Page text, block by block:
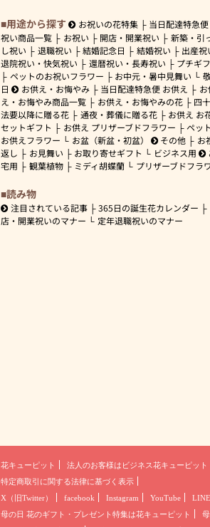
用途から探す お祝いの花特集 当日配達特急便
祝い商品一覧
お祝い 開店・開業祝い
新築・引
し祝い
退職祝い 結婚記念日 結婚祝い
出産祝
退院祝い・快気祝い
還暦祝い・長寿祝い
プチギ
ペットのお祝いフラワー
お中元・暑中見舞い
日
お供え・お悔やみ 当日配達特急便 お供え
え・お悔やみ商品一覧
お供え・お悔やみの花
四
法要以降に贈る花
通夜・葬儀に贈る花
お供え お
セットギフト
お供え プリザーブドフラワー
ペッ
お供えフラワー
お盆（新盆・初盆） その他
お
返し
お見舞い お取り寄せギフト ビジネス用
宅用
観葉植物 ミディ胡蝶蘭 プリザーブドフラ
読み物
注目されている記事 365日の誕生花カレンダー
店・開業祝いのマナー
定年退職祝いのマナー
花キューピット 法人のお客様は ビジネス花キューピット
特定商取引に関する法律に基づく表示
X（旧Twitter）
facebook Instagram YouTube LINE
母の日 花のギフト・プレゼント 特集は花キューピット